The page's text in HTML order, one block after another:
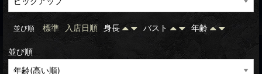
並び順 標準 入店日順 身長 バスト 年齢
並び順